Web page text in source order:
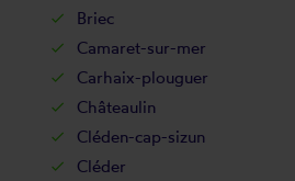
Briec
Camaret-sur-mer
Carhaix-plouguer
Châteaulin
Cléden-cap-sizun
Cléder